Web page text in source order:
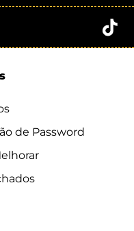
de Password